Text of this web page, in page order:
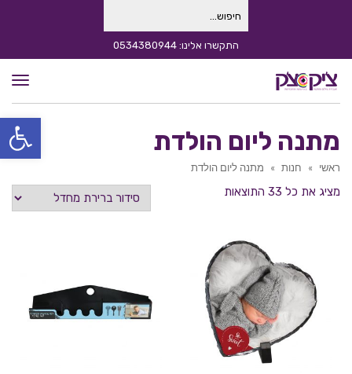
פתח
עבור: התקשרו אלינו: 0534380944
מתנה ליום הולדת
ראשי » חנות » מתנה ליום הולדת
מציג את כל 33 התוצאות